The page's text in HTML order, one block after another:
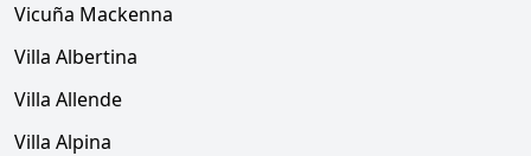
Vicuña Mackenna
Villa Albertina
Villa Allende
Villa Alpina